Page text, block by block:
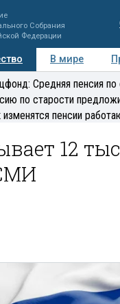
Собрания
Федерации
В мире
Регионы
Средняя пенсия
по старости
изменятся пенсии
12